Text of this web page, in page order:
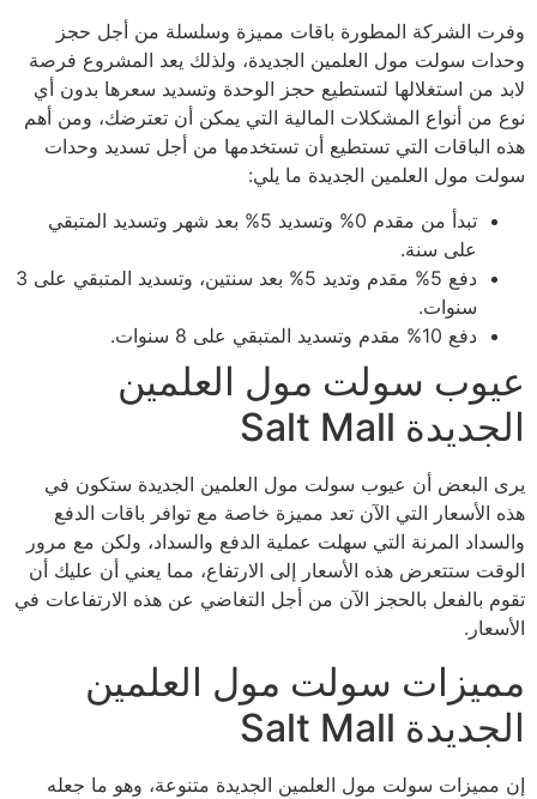
وفرت الشركة المطورة باقات مميزة وسلسلة من أجل حجز
وحدات سولت مول العلمين الجديدة، ولذلك يعد المشروع فرصة
لابد من استغلالها لتستطيع حجز الوحدة وتسديد سعرها بدون أي
نوع من أنواع المشكلات المالية التي يمكن أن تعترضك، ومن أهم
هذه الباقات التي تستطيع أن تستخدمها من أجل تسديد وحدات
سولت مول العلمين الجديدة ما يلي:
تبدأ من مقدم 0% وتسديد 5% بعد شهر وتسديد المتبقي
على سنة.
دفع 5% مقدم وتديد 5% بعد سنتين، وتسديد المتبقي على 3
سنوات.
دفع 10% مقدم وتسديد المتبقي على 8 سنوات.
عيوب سولت مول العلمين
الجديدة Salt Mall
يرى البعض أن عيوب سولت مول العلمين الجديدة ستكون في
هذه الأسعار التي الآن تعد مميزة خاصة مع توافر باقات الدفع
والسداد المرنة التي سهلت عملية الدفع والسداد، ولكن مع مرور
الوقت ستتعرض هذه الأسعار إلى الارتفاع، مما يعني أن عليك أن
تقوم بالفعل بالحجز الآن من أجل التغاضي عن هذه الارتفاعات في
الأسعار.
مميزات سولت مول العلمين
الجديدة Salt Mall
إن مميزات سولت مول العلمين الجديدة متنوعة، وهو ما جعله